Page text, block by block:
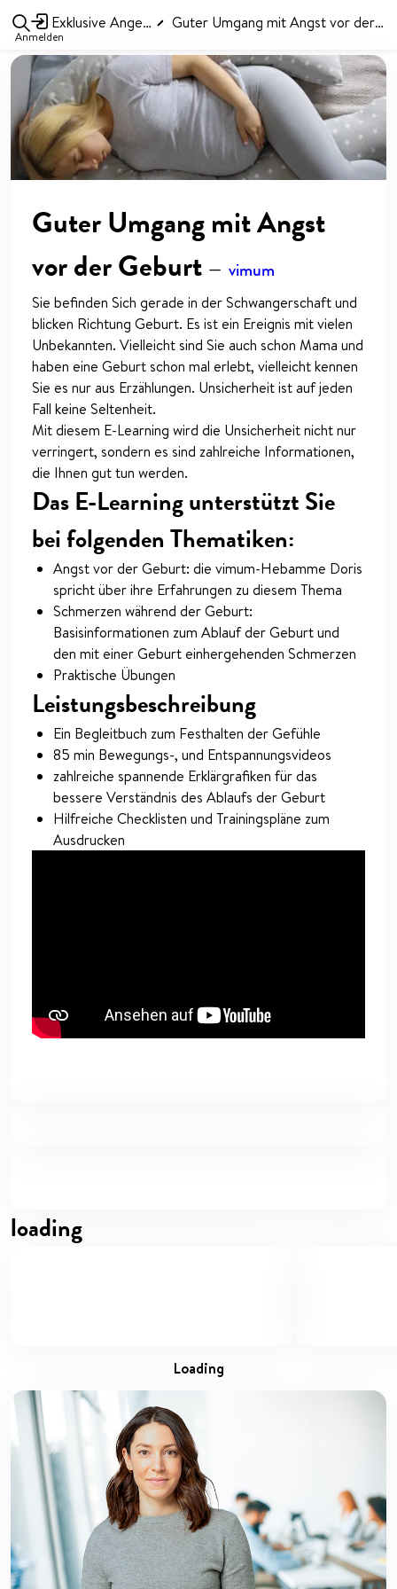
Anmelden
Exklusive Angebote Guter Umgang mit Angst vor der Geburt
Guter Umgang mit Angst
vor der Geburt — vimum
Sie befinden Sich gerade in der Schwangerschaft und
blicken Richtung Geburt. Es ist ein Ereignis mit vielen
Unbekannten. Vielleicht sind Sie auch schon Mama und
haben eine Geburt schon mal erlebt, vielleicht kennen
Sie es nur aus Erzählungen. Unsicherheit ist auf jeden
Fall keine Seltenheit.
Mit diesem E-Learning wird die Unsicherheit nicht nur
verringert, sondern es sind zahlreiche Informationen,
die Ihnen gut tun werden.
Das E-Learning unterstützt Sie
bei folgenden Thematiken:
Angst vor der Geburt: die vimum-Hebamme Doris
spricht über ihre Erfahrungen zu diesem Thema
Schmerzen während der Geburt:
Basisinformationen zum Ablauf der Geburt und
den mit einer Geburt einhergehenden Schmerzen
Praktische Übungen
Leistungsbeschreibung
Ein Begleitbuch zum Festhalten der Gefühle
85 min Bewegungs-, und Entspannungsvideos
zahlreiche spannende Erklärgrafiken für das
bessere Verständnis des Ablaufs der Geburt
Hilfreiche Checklisten und Trainingspläne zum
Ausdrucken
loading
loading